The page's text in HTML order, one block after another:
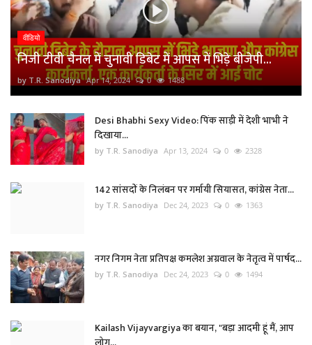
वीडियो
निजी टीवी चैनल में चुनावी डिबेट में आपस में भिड़े बीजेपी...
by T.R. Sanodiya Apr 14, 2024 0 1488
Desi Bhabhi Sexy Video: पिंक साड़ी में देशी भाभी ने
दिखाया...
by T.R. Sanodiya Apr 13, 2024 0 2328
142 सांसदों के निलंबन पर गर्मायी सियासत, कांग्रेस नेता...
by T.R. Sanodiya Dec 24, 2023 0 1363
नगर निगम नेता प्रतिपक्ष कमलेश अग्रवाल के नेतृत्व में पार्षद...
by T.R. Sanodiya Dec 24, 2023 0 1494
Kailash Vijayvargiya का बयान, "बड़ा आदमी हूं मैं, आप